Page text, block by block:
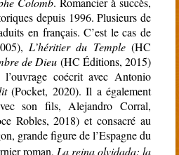
depuis 1996. Plusieurs de
en français. C’est le cas de
L’héritier du Temple(HC
de Dieu (HC Éditions, 2015)
coécrit avec Antonio
(Pocket, 2020). Il a également
son fils, Alejandro Corral,
Robles, 2018) et consacré au
grande figure de l’Espagne du
roman, La reina olvidada: la